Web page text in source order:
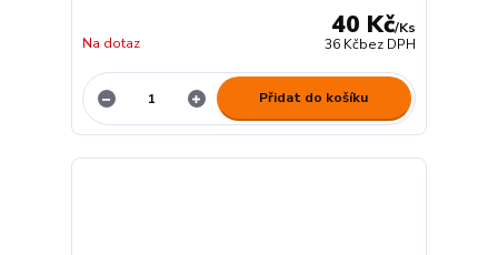
40 Kč/Ks
36 Kčbez DPH
Na dotaz
Přidat do košíku